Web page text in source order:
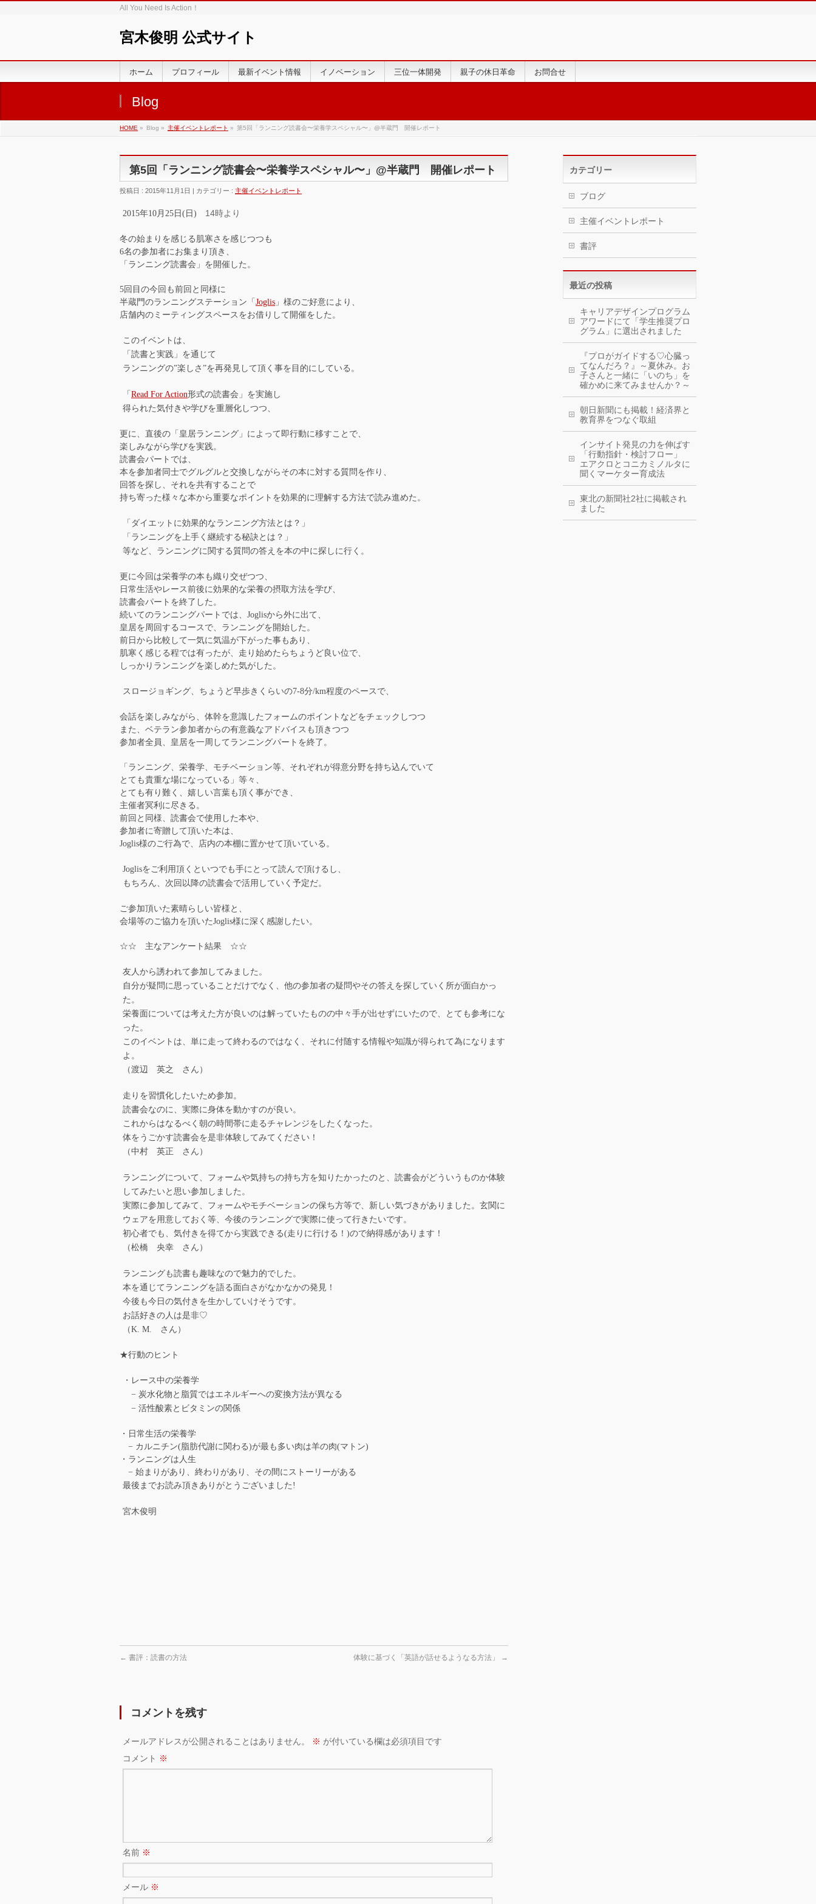
All You Need Is Action！
宮木俊明 公式サイト
ホーム プロフィール 最新イベント情報 イノベーション 三位一体開発 親子の休日革命 お問合せ
Blog
HOME » Blog » 主催イベントレポート » 第5回「ランニング読書会〜栄養学スペシャル〜」@半蔵門 開催レポート
第5回「ランニング読書会〜栄養学スペシャル〜」@半蔵門 開催レポート
投稿日 : 2015年11月1日 | カテゴリー : 主催イベントレポート
2015年10月25日(日) 14時より
冬の始まりを感じる肌寒さを感じつつも
6名の参加者にお集まり頂き、
「ランニング読書会」を開催した。
5回目の今回も前回と同様に
半蔵門のランニングステーション「 Joglis 」様のご好意により、
店舗内のミーティングスペースをお借りして開催をした。
このイベントは、
「読書と実践」を通じて
ランニングの”楽しさ”を再発見して頂く事を目的にしている。
「 Read For Action形式の読書会」を実施し
得られた気付きや学びを重層化しつつ、
更に、直後の「皇居ランニング」によって即行動に移すことで、
楽しみながら学びを実践。
読書会パートでは、
本を参加者同士でグルグルと交換しながらその本に対する質問を作り、
回答を探し、それを共有することで
持ち寄った様々な本から重要なポイントを効果的に理解する方法で読み進めた。
「ダイエットに効果的なランニング方法とは？」
「ランニングを上手く継続する秘訣とは？」
等など、ランニングに関する質問の答えを本の中に探しに行く。
更に今回は栄養学の本も織り交ぜつつ、
日常生活やレース前後に効果的な栄養の摂取方法を学び、
読書会パートを終了した。
続いてのランニングパートでは、Joglisから外に出て、
皇居を周回するコースで、ランニングを開始した。
前日から比較して一気に気温が下がった事もあり、
肌寒く感じる程では有ったが、走り始めたらちょうど良い位で、
しっかりランニングを楽しめた気がした。
スロージョギング、ちょうど早歩きくらいの7-8分/km程度のペースで、
会話を楽しみながら、体幹を意識したフォームのポイントなどをチェックしつつ
また、ベテラン参加者からの有意義なアドバイスも頂きつつ
参加者全員、皇居を一周してランニングパートを終了。
「ランニング、栄養学、モチベーション等、それぞれが得意分野を持ち込んでいて
とても貴重な場になっている」等々、
とても有り難く、嬉しい言葉も頂く事ができ、
主催者冥利に尽きる。
前回と同様、読書会で使用した本や、
参加者に寄贈して頂いた本は、
Joglis様のご行為で、店内の本棚に置かせて頂いている。
Joglisをご利用頂くといつでも手にとって読んで頂けるし、
もちろん、次回以降の読書会で活用していく予定だ。
ご参加頂いた素晴らしい皆様と、
会場等のご協力を頂いたJoglis様に深く感謝したい。
☆☆ 主なアンケート結果 ☆☆
友人から誘われて参加してみました。
自分が疑問に思っていることだけでなく、他の参加者の疑問やその答えを探していく所が面白かっ
た。
栄養面については考えた方が良いのは解っていたものの中々手が出せずにいたので、とても参考にな
った。
このイベントは、単に走って終わるのではなく、それに付随する情報や知識が得られて為になります
よ。
（渡辺 英之 さん）
走りを習慣化したいため参加。
読書会なのに、実際に身体を動かすのが良い。
これからはなるべく朝の時間帯に走るチャレンジをしたくなった。
体をうごかす読書会を是非体験してみてください！
（中村 英正 さん）
ランニングについて、フォームや気持ちの持ち方を知りたかったのと、読書会がどういうものか体験
してみたいと思い参加しました。
実際に参加してみて、フォームやモチベーションの保ち方等で、新しい気づきがありました。玄関に
ウェアを用意しておく等、今後のランニングで実際に使って行きたいです。
初心者でも、気付きを得てから実践できる(走りに行ける！)ので納得感があります！
（松橋 央幸 さん）
ランニングも読書も趣味なので魅力的でした。
本を通じてランニングを語る面白さがなかなかの発見！
今後も今日の気付きを生かしていけそうです。
お話好きの人は是非♡
（K. M. さん）
★行動のヒント
・レース中の栄養学
− 炭水化物と脂質ではエネルギーへの変換方法が異なる
− 活性酸素とビタミンの関係
・日常生活の栄養学
− カルニチン(脂肪代謝に関わる)が最も多い肉は羊の肉(マトン)
・ランニングは人生
− 始まりがあり、終わりがあり、その間にストーリーがある
最後までお読み頂きありがとうございました!
宮木俊明
← 書評：読書の方法 体験に基づく「英語が話せるようなる方法」 →
コメントを残す
メールアドレスが公開されることはありません。 ※ が付いている欄は必須項目です
コメント ※
名前 ※
メール ※
カテゴリー
ブログ
主催イベントレポート
書評
最近の投稿
キャリアデザインプログラム
アワードにて「学生推奨プロ
グラム」に選出されました
『プロがガイドする♡心臓っ
てなんだろ？』～夏休み。お
子さんと一緒に「いのち」を
確かめに来てみませんか？～
朝日新聞にも掲載！経済界と
教育界をつなぐ取組
インサイト発見の力を伸ばす
「行動指針・検討フロー」
エアクロとコニカミノルタに
聞くマーケター育成法
東北の新聞社2社に掲載され
ました